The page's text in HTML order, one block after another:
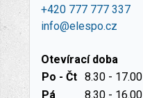
+420 777 777 337
info@elespo.cz
Otevírací doba
Po - Čt 8.30 - 17.00
Pá
8.30 - 16.00